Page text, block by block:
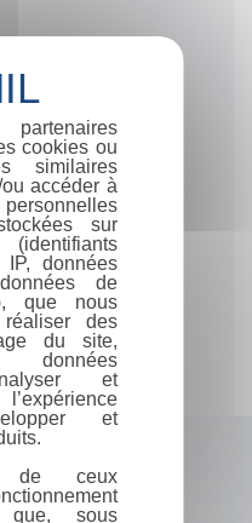
cookies ou
similaires
accéder à
sur
IP, données
de
que nous
des
du site,
données
et
et
de ceux
sous